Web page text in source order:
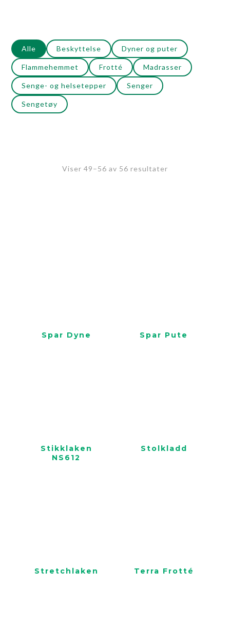
Alle Beskyttelse Dyner og puter
Flammehemmet Frotté Madrasser
Senge- og helsetepper Senger
Sengetøy
Viser 49–56 av 56 resultater
Spar Dyne Spar Pute
Stikklaken
NS612
Stolkladd
Stretchlaken Terra Frotté